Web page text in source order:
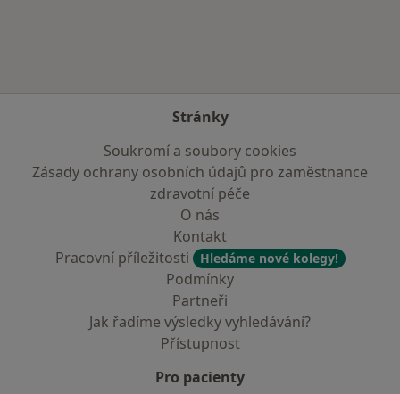
Stránky
Soukromí a soubory cookies
Zásady ochrany osobních údajů pro zaměstnance
zdravotní péče
O nás
Kontakt
Pracovní příležitosti
Hledáme nové kolegy!
Podmínky
Partneři
Jak řadíme výsledky vyhledávání?
Přístupnost
Pro pacienty